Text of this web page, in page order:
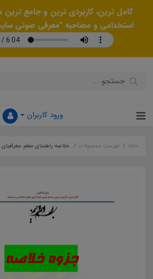
کامل ترین، کاربردی ترین و جامع ترین
استخدامی و مصاحبه "معرفی صوتی
ورود کاربران
خانه فهرست محصولات خلاصه راهنمای معلم جغرافیای